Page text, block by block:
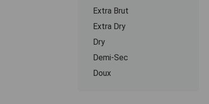
Extra Brut
Extra Dry
Dry
Demi-Sec
Doux